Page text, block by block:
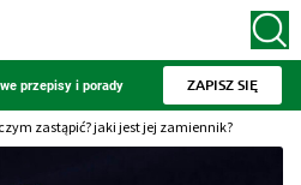
przepisy i porady ZAPISZ SIĘ
zastąpić? jaki jest jej zamiennik?